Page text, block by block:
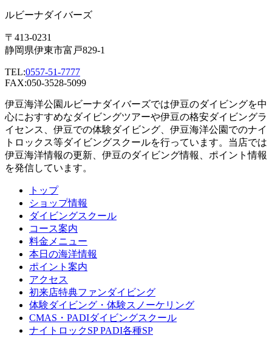
ルビーナダイバーズ
〒413-0231
静岡県伊東市富戸829-1
TEL:0557-51-7777
FAX:050-3528-5099
伊豆海洋公園ルビーナダイバーズでは伊豆のダイビングを中
心におすすめなダイビングツアーや伊豆の格安ダイビングラ
イセンス、伊豆での体験ダイビング、伊豆海洋公園でのナイ
トロックス等ダイビングスクールを行っています。当店では
伊豆海洋情報の更新、伊豆のダイビング情報、ポイント情報
を発信しています。
トップ
ショップ情報
ダイビングスクール
コース案内
料金メニュー
本日の海洋情報
ポイント案内
アクセス
初来店特典ファンダイビング
体験ダイビング・体験スノーケリング
CMAS・PADIダイビングスクール
ナイトロックSP PADI各種SP